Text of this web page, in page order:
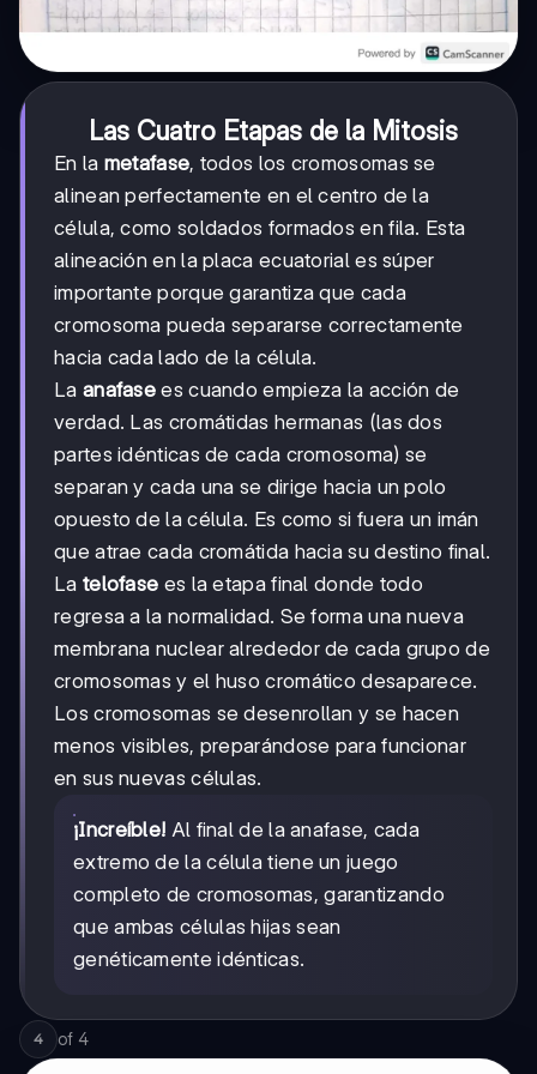
Las Cuatro Etapas de la Mitosis
En la metafase, todos los cromosomas se
alinean perfectamente en el centro de la
célula, como soldados formados en fila. Esta
alineación en la placa ecuatorial es súper
importante porque garantiza que cada
cromosoma pueda separarse correctamente
hacia cada lado de la célula.
La anafase es cuando empieza la acción de
verdad. Las cromátidas hermanas (las dos
partes idénticas de cada cromosoma) se
separan y cada una se dirige hacia un polo
opuesto de la célula. Es como si fuera un imán
que atrae cada cromátida hacia su destino final.
La telofase es la etapa final donde todo
regresa a la normalidad. Se forma una nueva
membrana nuclear alrededor de cada grupo de
cromosomas y el huso cromático desaparece.
Los cromosomas se desenrollan y se hacen
menos visibles, preparándose para funcionar
en sus nuevas células.
¡Increíble! Al final de la anafase, cada
extremo de la célula tiene un juego
completo de cromosomas, garantizando
que ambas células hijas sean
genéticamente idénticas.
4 of 4